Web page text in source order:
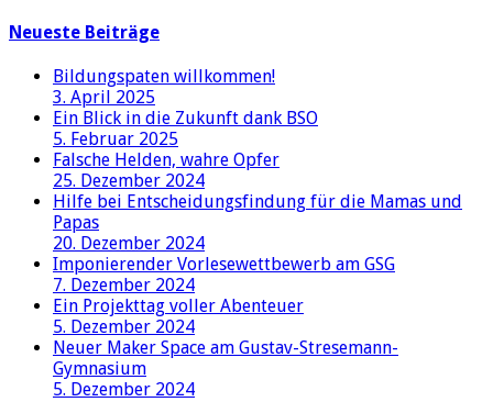
Neueste Beiträge
Bildungspaten willkommen!
3. April 2025
Ein Blick in die Zukunft dank BSO
5. Februar 2025
Falsche Helden, wahre Opfer
25. Dezember 2024
Hilfe bei Entscheidungsfindung für die Mamas und
Papas
20. Dezember 2024
Imponierender Vorlesewettbewerb am GSG
7. Dezember 2024
Ein Projekttag voller Abenteuer
5. Dezember 2024
Neuer Maker Space am Gustav-Stresemann-
Gymnasium
5. Dezember 2024